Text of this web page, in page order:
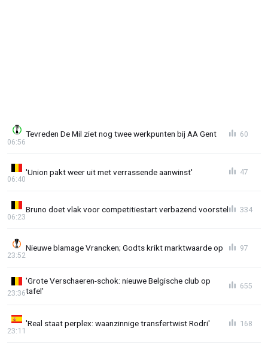
Tevreden De Mil ziet nog twee werkpunten bij AA Gent
06:56
60
'Union pakt weer uit met verrassende aanwinst'
06:40
47
Bruno doet vlak voor competitiestart verbazend voorstel
06:23
334
Nieuwe blamage Vrancken; Godts krikt marktwaarde op
23:52
97
'Grote Verschaeren-schok: nieuwe Belgische club op
tafel'
23:36
655
'Real staat perplex: waanzinnige transfertwist Rodri'
23:11
168